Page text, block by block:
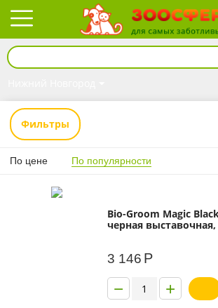
Фильтры
По цене По популярности
Bio-Groom Magic
черная выставочная,
3 146 Р
+
−